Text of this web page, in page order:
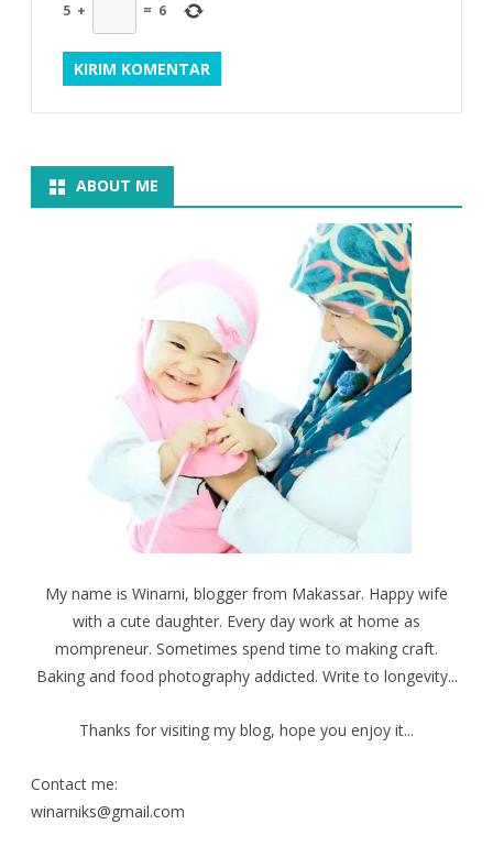
5 + = 6
ABOUT ME
My name is Winarni, blogger from Makassar. Happy wife
with a cute daughter. Every day work at home as
mompreneur. Sometimes spend time to making craft.
Baking and food photography addicted. Write to longevity...
Thanks for visiting my blog, hope you enjoy it...
Contact me:
winarniks@gmail.com